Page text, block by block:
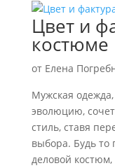
Цвет и
костюме
от Елена
Мужская
эволюцию,
стиль, ставя
выбора. Будь то
деловой костюм,